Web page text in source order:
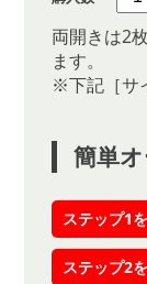
両開きは2
ます。
※下記［サ
簡単
ステップ1
ステップ2